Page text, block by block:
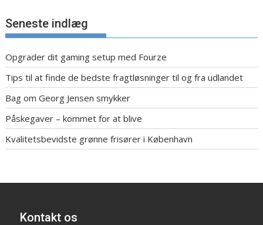
Seneste indlæg
Opgrader dit gaming setup med Fourze
Tips til at finde de bedste fragtløsninger til og fra udlandet
Bag om Georg Jensen smykker
Påskegaver – kommet for at blive
Kvalitetsbevidste grønne frisører i København
Kontakt os